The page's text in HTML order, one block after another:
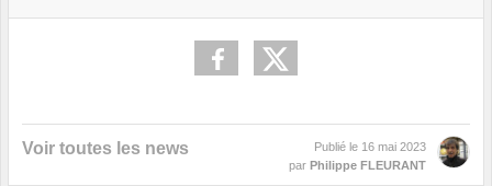
Voir toutes les news Publié le 16 mai 2023
par Philippe FLEURANT